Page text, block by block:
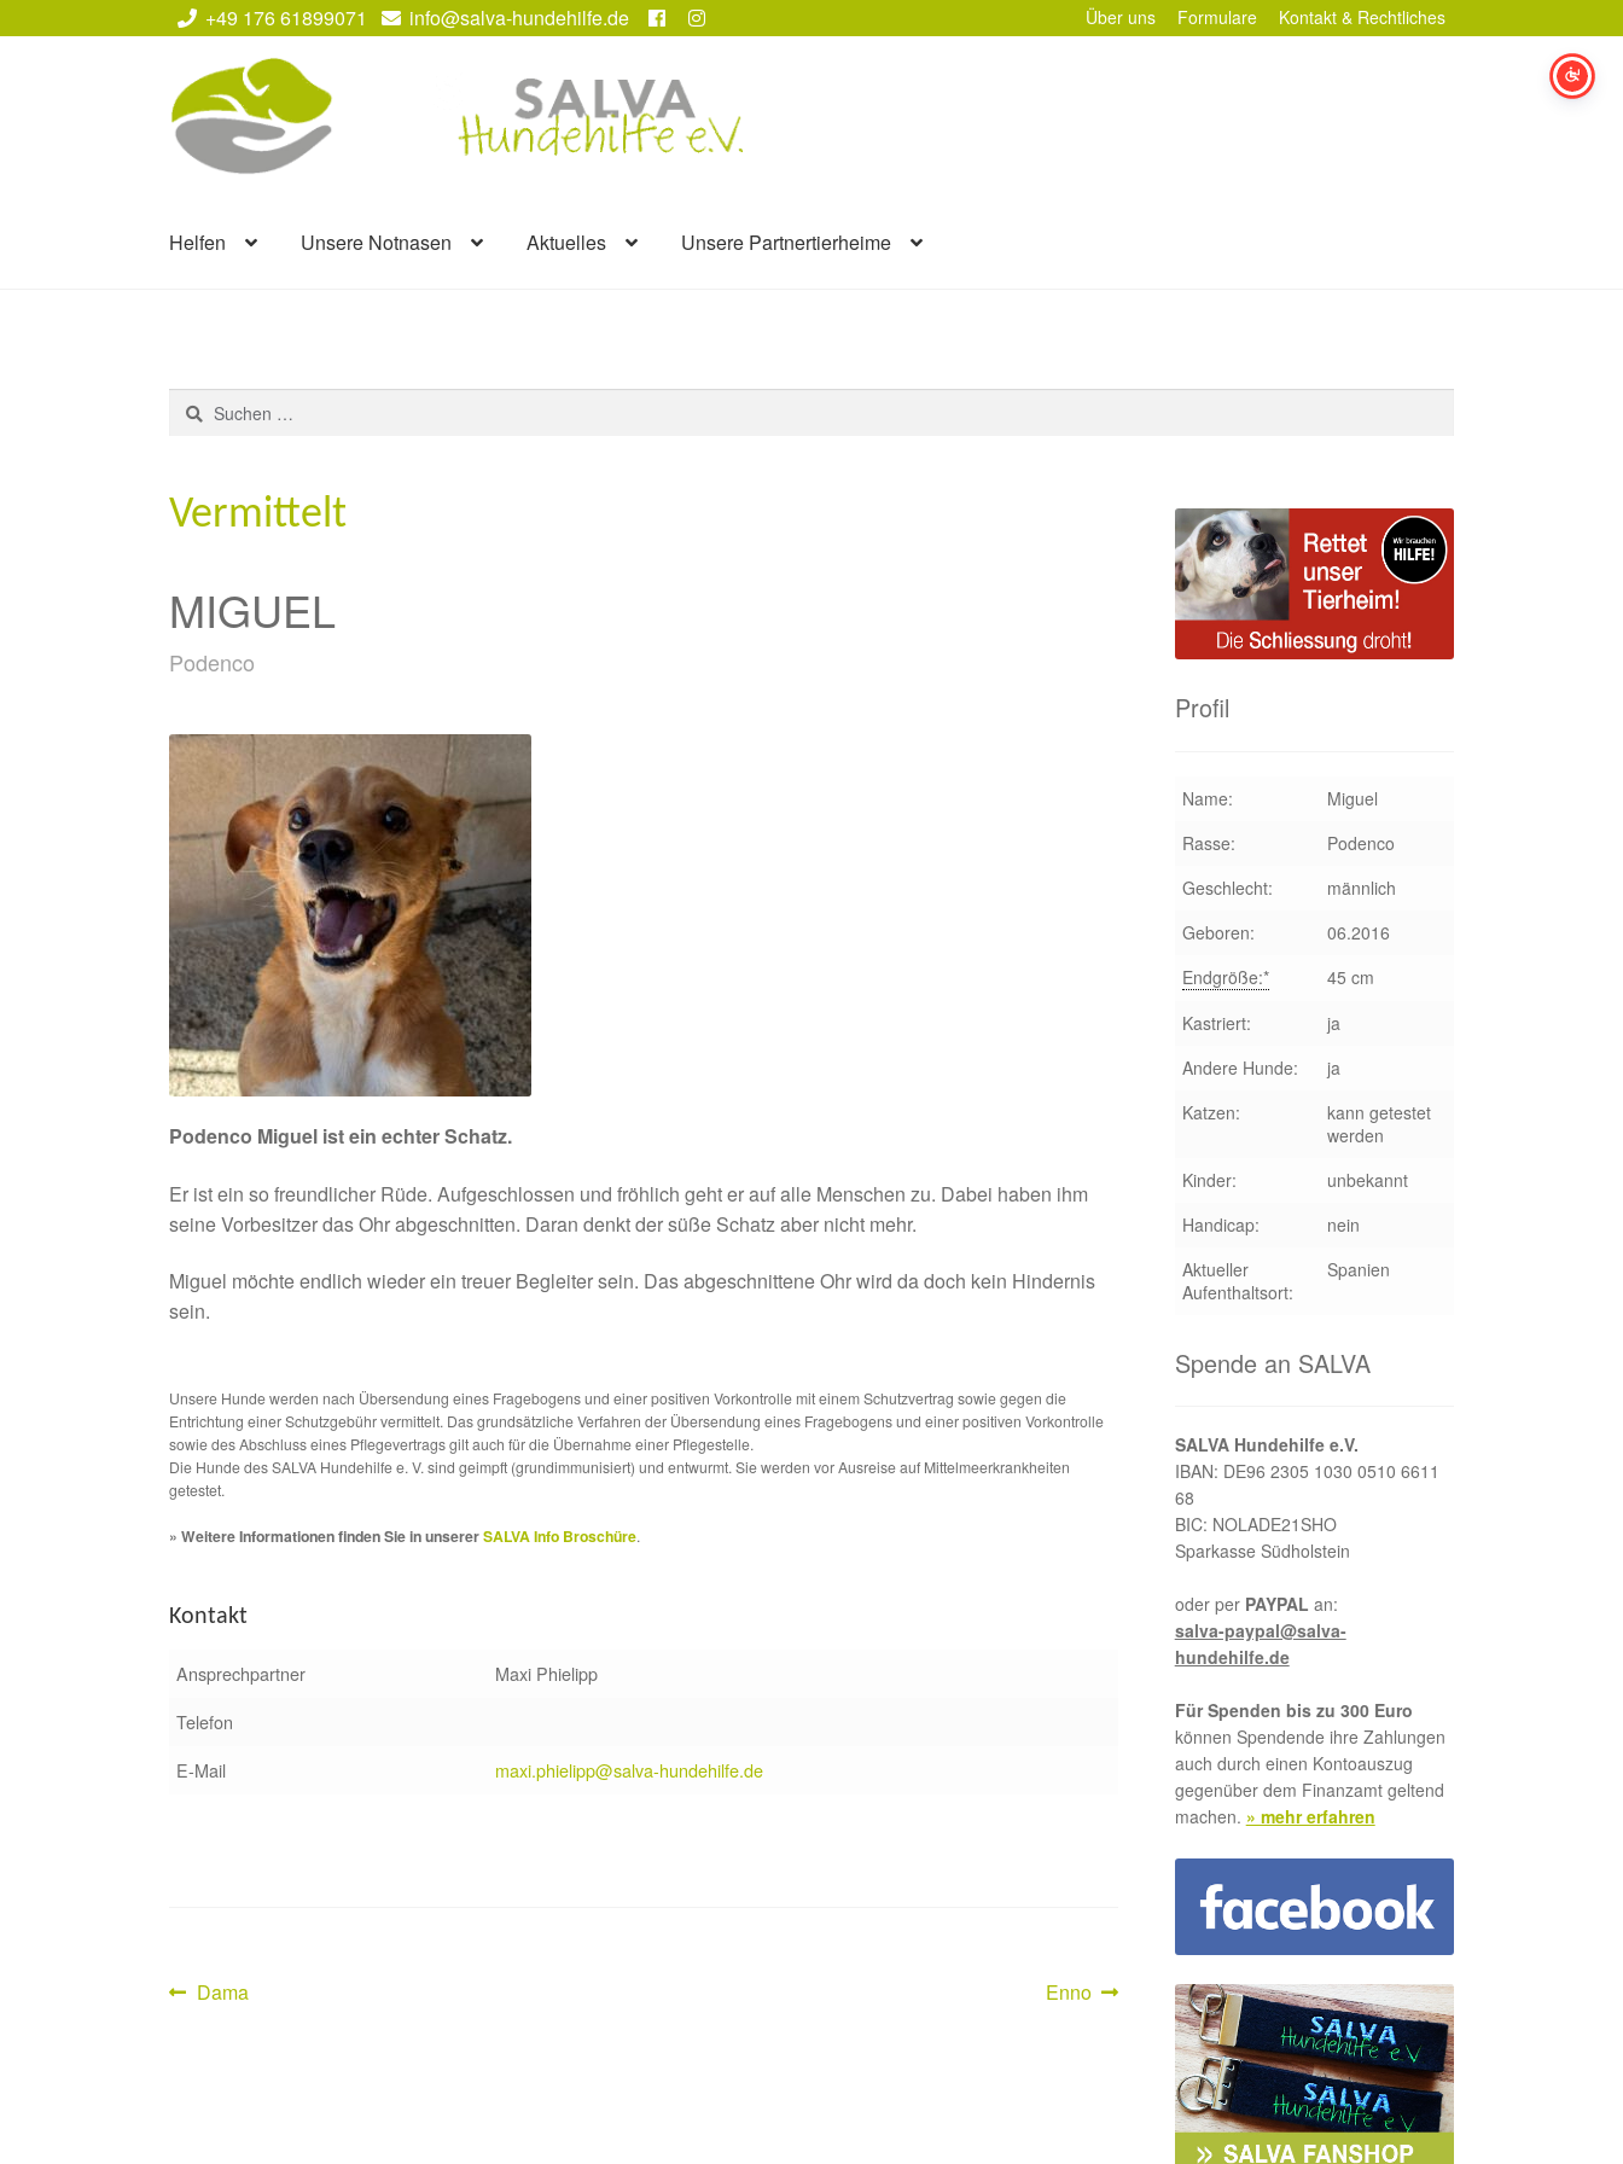
+49 176 61899071 info@salva-hundehilfe.de Über uns Formulare Kontakt & Rechtliches
Navigation
springen
Zum
Inhalt
springen
Helfen Unsere Notnasen Aktuelles Unsere Partnertierheime
Suchen
nach:
Vermittelt
MIGUEL
Podenco
Podenco Miguel ist ein echter Schatz.
Er ist ein so freundlicher Rüde. Aufgeschlossen und fröhlich geht er auf alle Menschen zu. Dabei haben ihm
seine Vorbesitzer das Ohr abgeschnitten. Daran denkt der süße Schatz aber nicht mehr.
Miguel möchte endlich wieder ein treuer Begleiter sein. Das abgeschnittene Ohr wird da doch kein Hindernis
sein.
Unsere Hunde werden nach Übersendung eines Fragebogens und einer positiven Vorkontrolle mit einem Schutzvertrag sowie gegen die
Entrichtung einer Schutzgebühr vermittelt. Das grundsätzliche Verfahren der Übersendung eines Fragebogens und einer positiven Vorkontrolle
sowie des Abschluss eines Pflegevertrags gilt auch für die Übernahme einer Pflegestelle.
Die Hunde des SALVA Hundehilfe e. V. sind geimpft (grundimmunisiert) und entwurmt. Sie werden vor Ausreise auf Mittelmeerkrankheiten
getestet.
» Weitere Informationen finden Sie in unsererSALVA Info Broschüre.
Kontakt
Ansprechpartner
Maxi Phielipp
Telefon
E-Mail
maxi.phielipp@salva-hundehilfe.de
Beitragsnavigation
Vorheriger
Dama
Nächster
Enno
Profil
Name:
Miguel
Rasse:
Podenco
Geschlecht:
männlich
Geboren:
06.2016
Endgröße:*
45 cm
Kastriert:
ja
Andere Hunde:
ja
Katzen:
kann getestet
werden
Kinder:
unbekannt
Handicap:
nein
Aktueller
Aufenthaltsort:
Spanien
Spende an SALVA
SALVA Hundehilfe e.V.
IBAN: DE96 2305 1030 0510 6611
68
BIC: NOLADE21SHO
Sparkasse Südholstein
oder per PAYPAL an:
salva-paypal@salva-
hundehilfe.de
Für Spenden bis zu 300 Euro
können Spendende ihre Zahlungen
auch durch einen Kontoauszug
gegenüber dem Finanzamt geltend
machen. » mehr erfahren